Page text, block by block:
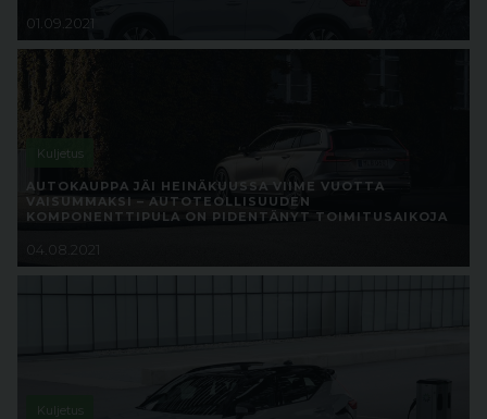
01.09.2021
Kuljetus
AUTOKAUPPA JÄI HEINÄKUUSSA VIIME VUOTTA
VAISUMMAKSI – AUTOTEOLLISUUDEN
KOMPONENTTIPULA ON PIDENTÄNYT TOIMITUSAIKOJA
04.08.2021
Kuljetus